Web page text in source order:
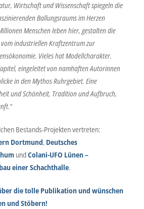
Wirtschaft und Wissenschaft spiegeln die
Ballungsraums im Herzen
Menschen leben hier, gestalten die
industriellen Kraftzentrum zur
Vieles hat Modellcharakter.
eingeleitet von namhaften Autorinnen
in den Mythos Ruhrgebiet. Eine
und Schönheit, Tradition und Aufbruch,
Bestands-Projekten vertreten:
Dortmund, Deutsches
undColani-UFO Lünen –
einer Schachthalle.
die tolle Publikation und wünschen
und Stöbern!